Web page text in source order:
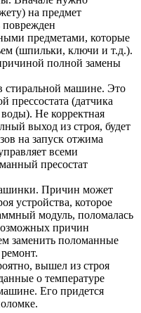
на предмет
предметами, которые
(шпильки, ключи и т.д.).
полной замены
стиральной машине. Это
прессостата (датчика
воды). Не корректная
выход из строя, будет
на запуск отжима
всеми
пресостат
Причин может
устройства, которое
модуль, поломалась
причин
заменить поломанные
вышел из строя
о температуре
Его придется